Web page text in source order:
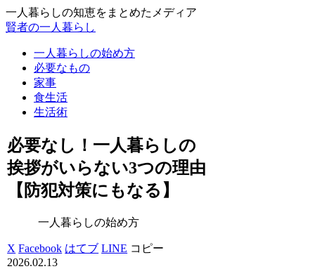
一人暮らしの知恵をまとめたメディア
賢者の一人暮らし
一人暮らしの始め方
必要なもの
家事
食生活
生活術
必要なし！一人暮らしの
挨拶がいらない3つの理由
【防犯対策にもなる】
一人暮らしの始め方
X Facebook はてブ LINE コピー
2026.02.13